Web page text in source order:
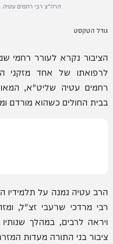
הרה"צ רבי רחמים
גודל הטקסט
הציבור נקרא לעורר רחמי
לרפואתו של אחד מזקני
רחמים עטיה שליט"א,
בבית החולים כשהוא מורדם
הרב עטיה נמנה על תלמידיו
רבי מרדכי שרעבי זצ"ל,
ויראה לרבים, במהלך
ציבור בני התורה מעדות